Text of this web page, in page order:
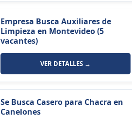
Empresa Busca Auxiliares de
Limpieza en Montevideo (5
vacantes)
VER DETALLES →
Se Busca Casero para Chacra en
Canelones